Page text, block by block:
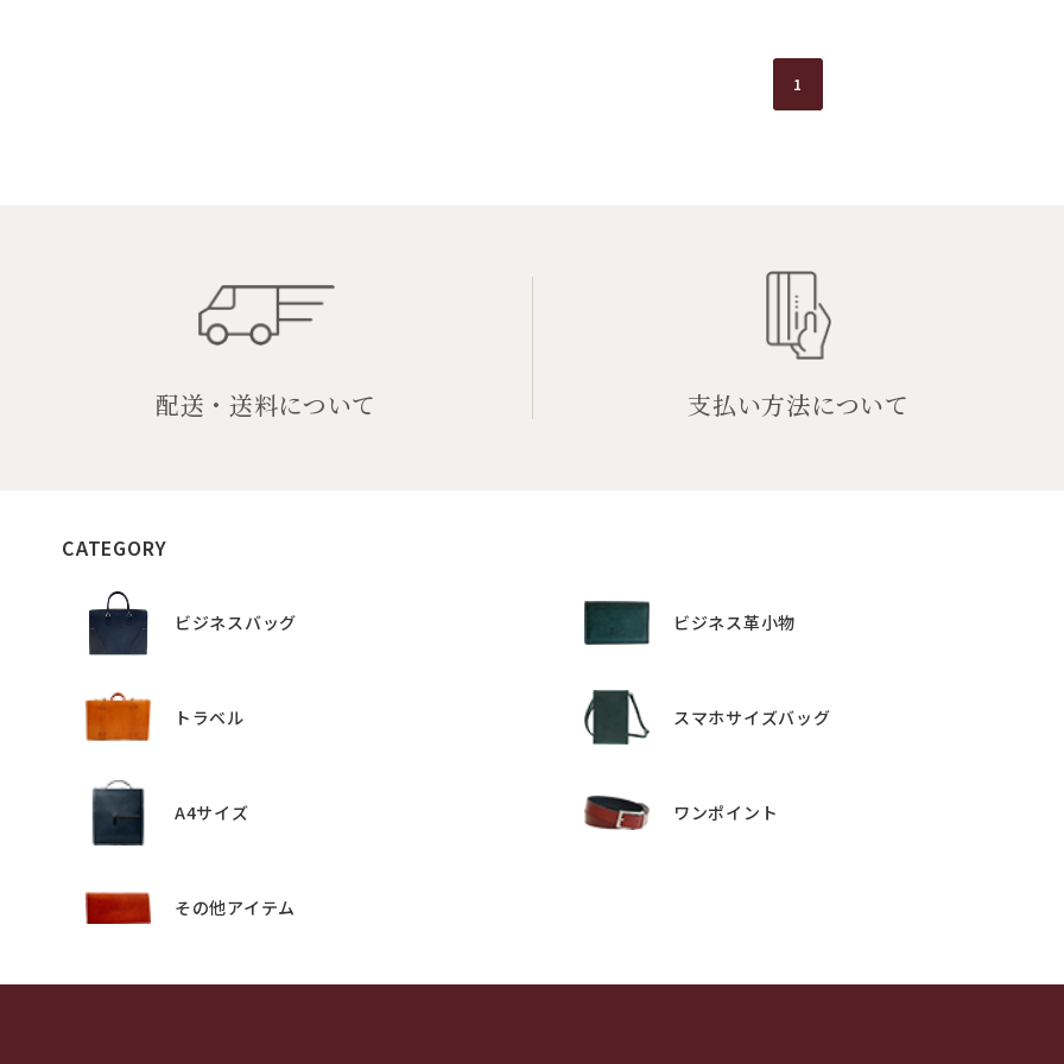
1
配送・送料について 支払い方法について
CATEGORY
ビジネスバッグ ビジネス革小物
トラベル スマホサイズバッグ
A4サイズ ワンポイント
その他アイテム